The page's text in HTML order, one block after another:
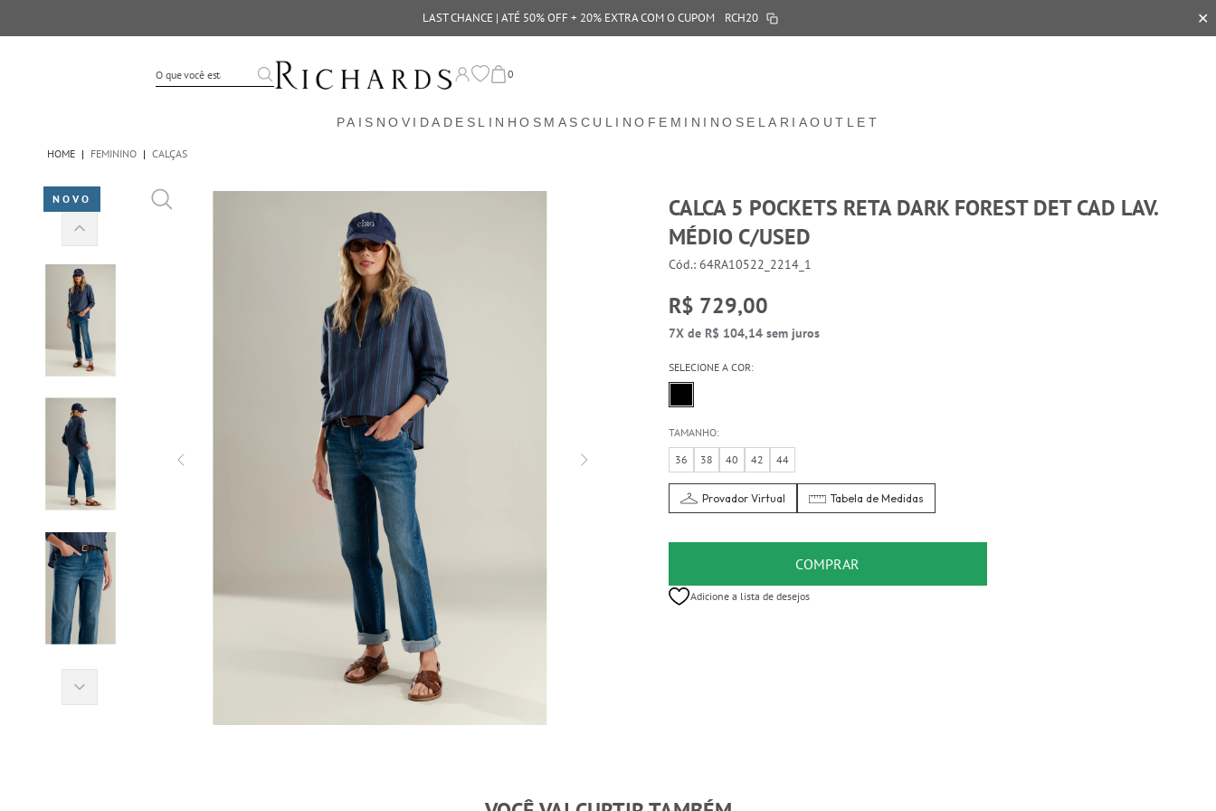
LAST CHANCE | ATÉ 50% OFF + 20% EXTRA COM O CUPOM RCH20 ✕
0
PAIS NOVIDADES LINHOS MASCULINO FEMININO SELARIAOUTLET
HOME | FEMININO | CALÇAS
NOVO
CALCA 5 POCKETS RETA DARK FOREST DET CAD LAV.
MÉDIO C/USED
Cód.: 64RA10522_2214_1
R$ 729,00
7X de R$ 104,14 sem juros
SELECIONE A COR:
TAMANHO:
36
38 40 42 44
Provador Virtual Tabela de Medidas
COMPRAR
Adicione a lista de desejos